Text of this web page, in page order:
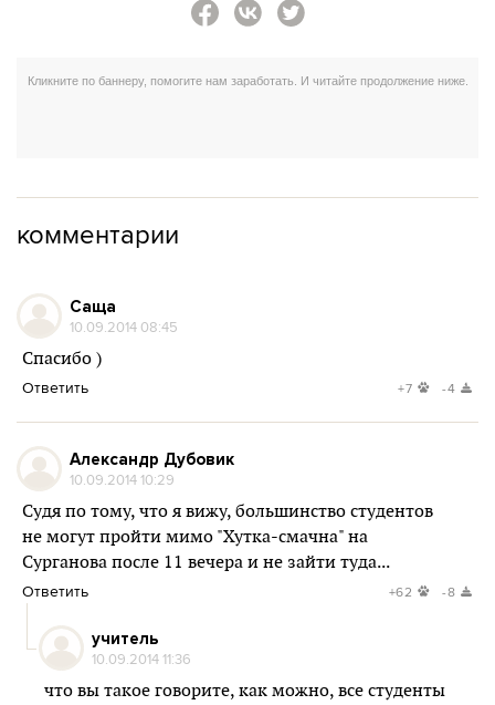
комментарии
Саща
10.09.2014 08:45
Спасибо )
Ответить +7 -4
Александр Дубовик
10.09.2014 10:29
Судя по тому, что я вижу, большинство студентов
не могут пройти мимо "Хутка-смачна" на
Сурганова после 11 вечера и не зайти туда...
Ответить +62 -8
учитель
10.09.2014 11:36
что вы такое говорите, как можно, все студенты